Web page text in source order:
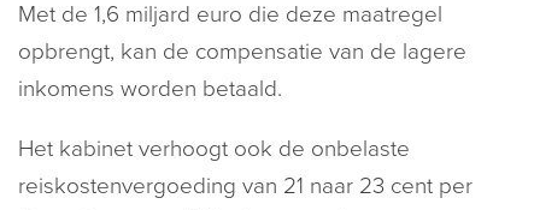
Met de 1,6 miljard euro die deze maatregel
opbrengt, kan de compensatie van de lagere
inkomens worden betaald.
Het kabinet verhoogt ook de onbelaste
reiskostenvergoeding van 21 naar 23 cent per